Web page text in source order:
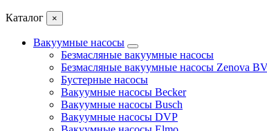
Каталог ×
Вакуумные насосы
Безмасляные вакуумные насосы
Безмасляные вакуумные насосы Zenova
Бустерные насосы
Вакуумные насосы Becker
Вакуумные насосы Busch
Вакуумные насосы DVP